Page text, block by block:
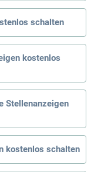
schalten
kostenlos
Stellenanzeigen
kostenlos schalten